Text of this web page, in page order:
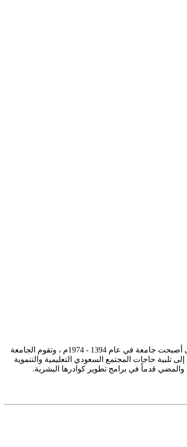
تأسست جامعة الإمام محمد بن سعود الإسلامية ممثلة في كلية الشريعة في سنة 1373هـ 1953م، وتطورت منذ ذلك الحين بصورة جذرية حتى أصبحت جامعة في عام 1394 - 1974م ، وتقوم الجامعة
تلبية حاجات المجتمع السعودي التعليمية والتنموية
والمضي قدماً في برامج تطوير كوادرها البشرية.